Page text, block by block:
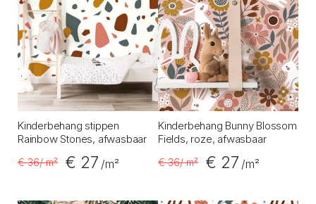
Kinderbehang stippen
Rainbow Stones, afwasbaar
€ 36/ m² € 27 /m²
Kinderbehang Bunny Blossom
Fields, roze, afwasbaar
€ 36/ m² € 27 /m²